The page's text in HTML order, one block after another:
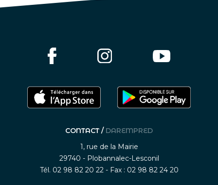
CONTACT / DAREMPRED
1, rue de la Mairie
29740 - Plobannalec-Lesconil
Tél. 02 98 82 20 22 - Fax : 02 98 82 24 20